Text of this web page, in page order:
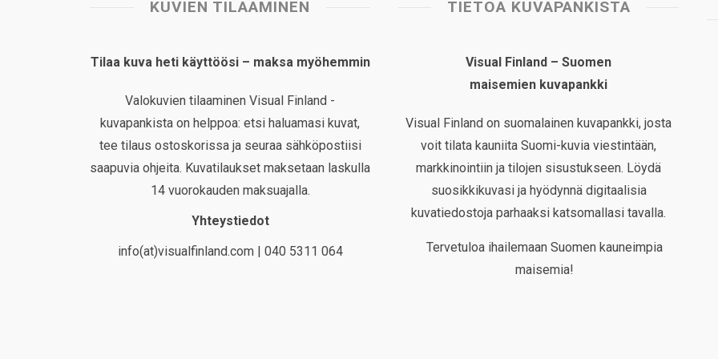
KUVIEN TILAAMINEN
Tilaa kuva heti käyttöösi – maksa myöhemmin
Valokuvien tilaaminen Visual Finland -
kuvapankista on helppoa: etsi haluamasi kuvat,
tee tilaus ostoskorissa ja seuraa sähköpostiisi
saapuvia ohjeita. Kuvatilaukset maksetaan laskulla
14 vuorokauden maksuajalla.
Yhteystiedot
info(at)visualfinland.com | 040 5311 064
TIETOA KUVAPANKISTA
Visual Finland – Suomen
maisemien kuvapankki
Visual Finland on suomalainen kuvapankki, josta
voit tilata kauniita Suomi-kuvia viestintään,
markkinointiin ja tilojen sisustukseen. Löydä
suosikkikuvasi ja hyödynnä digitaalisia
kuvatiedostoja parhaaksi katsomallasi tavalla.
Tervetuloa ihailemaan Suomen kauneimpia
maisemia!